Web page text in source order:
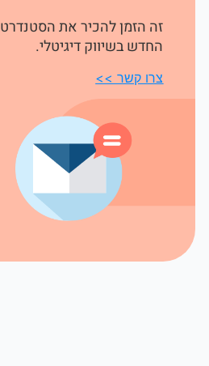
זה הזמן להכיר את הסטנדרט
החדש בשיווק דיגיטלי.
צרו קשר >>